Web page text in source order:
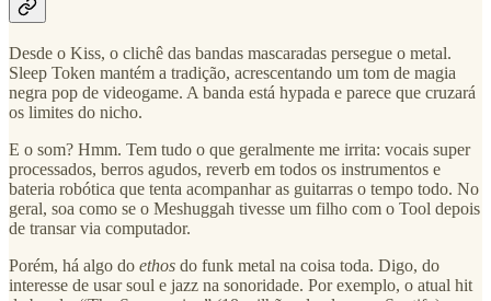
Desde o Kiss, o clichê das bandas mascaradas persegue o metal.
Sleep Token mantém a tradição, acrescentando um tom de magia
negra pop de videogame. A banda está hypada e parece que cruzará
os limites do nicho.
E o som? Hmm. Tem tudo o que geralmente me irrita: vocais super
processados, berros agudos, reverb em todos os instrumentos e
bateria robótica que tenta acompanhar as guitarras o tempo todo. No
geral, soa como se o Meshuggah tivesse um filho com o Tool depois
de transar via computador.
Porém, há algo do ethos do funk metal na coisa toda. Digo, do
interesse de usar soul e jazz na sonoridade. Por exemplo, o atual hit